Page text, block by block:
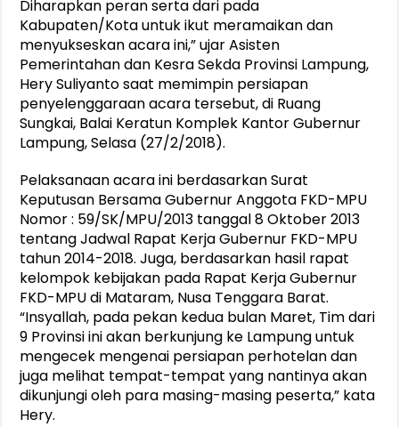
Diharapkan peran serta dari pada
Kabupaten/Kota untuk ikut meramaikan dan
menyukseskan acara ini,” ujar Asisten
Pemerintahan dan Kesra Sekda Provinsi Lampung,
Hery Suliyanto saat memimpin persiapan
penyelenggaraan acara tersebut, di Ruang
Sungkai, Balai Keratun Komplek Kantor Gubernur
Lampung, Selasa (27/2/2018).
Pelaksanaan acara ini berdasarkan Surat
Keputusan Bersama Gubernur Anggota FKD-MPU
Nomor : 59/SK/MPU/2013 tanggal 8 Oktober 2013
tentang Jadwal Rapat Kerja Gubernur FKD-MPU
tahun 2014-2018. Juga, berdasarkan hasil rapat
kelompok kebijakan pada Rapat Kerja Gubernur
FKD-MPU di Mataram, Nusa Tenggara Barat.
“Insyallah, pada pekan kedua bulan Maret, Tim dari
9 Provinsi ini akan berkunjung ke Lampung untuk
mengecek mengenai persiapan perhotelan dan
juga melihat tempat-tempat yang nantinya akan
dikunjungi oleh para masing-masing peserta,” kata
Hery.